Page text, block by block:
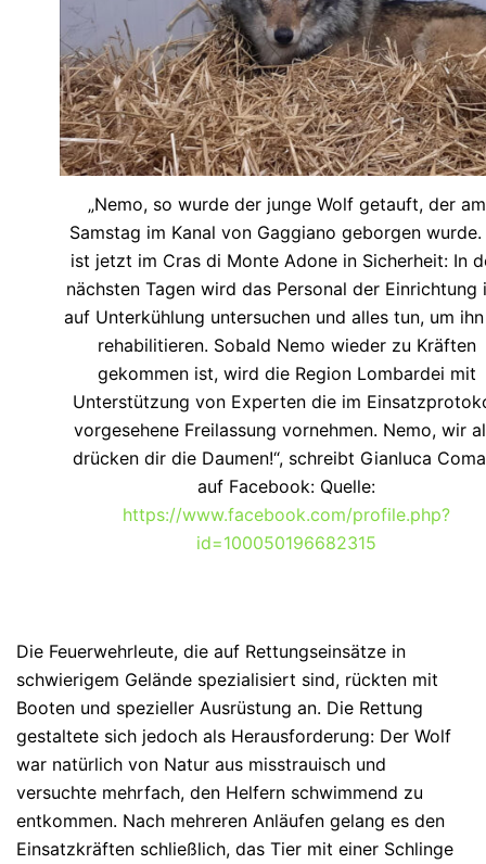
„Nemo, so wurde der junge Wolf getauft, der am
Samstag im Kanal von Gaggiano geborgen wurde.
ist jetzt im Cras di Monte Adone in Sicherheit: In
nächsten Tagen wird das Personal der Einrichtung
auf Unterkühlung untersuchen und alles tun, um
rehabilitieren. Sobald Nemo wieder zu Kräften
gekommen ist, wird die Region Lombardei mit
Unterstützung von Experten die im
vorgesehene Freilassung vornehmen. Nemo, wir
drücken dir die Daumen!“, schreibt Gianluca
auf Facebook: Quelle:
https://www.facebook.com/profile.php?
id=100050196682315
Die Feuerwehrleute, die auf Rettungseinsätze in
schwierigem Gelände spezialisiert sind, rückten mit
Booten und spezieller Ausrüstung an. Die Rettung
gestaltete sich jedoch als Herausforderung: Der Wolf
war natürlich von Natur aus misstrauisch und
versuchte mehrfach, den Helfern schwimmend zu
entkommen. Nach mehreren Anläufen gelang es den
Einsatzkräften schließlich, das Tier mit einer Schlinge